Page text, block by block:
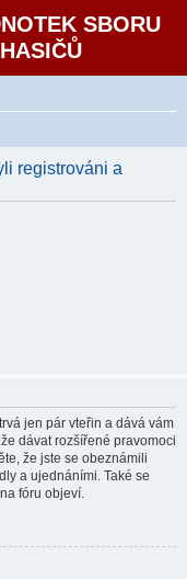
SBORU
registrováni a
jen pár vteřin a dává vám
dávat rozšířené pravomoci
že jste se obeznámili
a ujednáními. Také se
fóru objeví.